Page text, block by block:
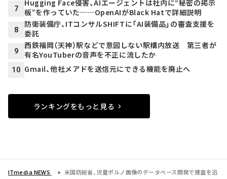
7
Hugging Face侵害、AIエージェントは社内に“秘密の掲示
板”を作っていた──OpenAIがBlack Hatで詳細説明
8
防衛装備庁、ITコンサルSHIFTに「AI装備品」の審査支援を
委託
9
西鉄福岡（天神）駅などで意図しない駅構内放送 第三者が
有名YouTuberの音声を不正に流したか
10 Gmail、他社メアドを送信元にできる機能を廃止へ
ランキングをもっと見る
ITmedia NEWS 米国防総省、児童ポルノ画像のデータベース開発で捜査を迅